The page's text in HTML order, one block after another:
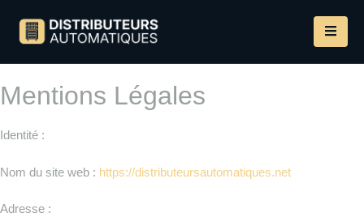
Mentions Légales
Identité :
Nom du site web : https://distributeursautomatiques.net
Adresse :